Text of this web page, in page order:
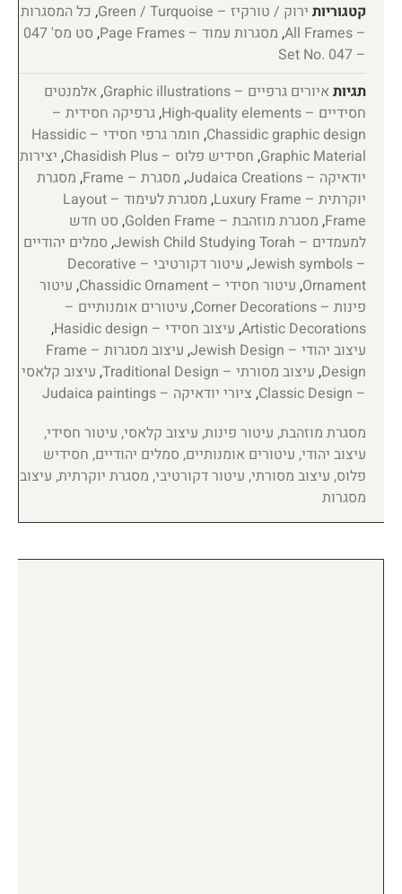
קטגוריות ירוק / טורקיז – Green / Turquoise , כל המסגרות
– All Frames
, מסגרות עמוד – Page Frames ,
סט מס' 047
– Set No. 047
תגיות איורים גרפיים – Graphic illustrations , אלמנטים
חסידיים – High-quality elements
,גרפיקה חסידית –
Chassidic graphic design
,
חומר גרפי חסידי – Hassidic
Graphic Material
, חסידיש פלוס – Chasidish Plus , יצירות
יודאיקה – Judaica Creations
, מסגרת – Frame , מסגרת
יוקרתית – Luxury Frame
,
מסגרת לעימוד – Layout
Frame
, מסגרת מוזהבת – Golden Frame , סט חדש
למעמדים – Jewish Child Studying Torah
, סמלים יהודיים
– Jewish symbols
,
עיטור דקורטיבי – Decorative
Ornament
, עיטור חסידי – Chassidic Ornament , עיטור
פינות – Corner Decorations
, עיטורים אומנותיים –
Artistic Decorations
, עיצוב חסידי – Hasidic design
,
עיצוב יהודי – Jewish Design
,
עיצוב מסגרות – Frame
Design
, עיצוב מסורתי – Traditional Design , עיצוב קלאסי
– Classic Design
, ציורי יודאיקה – Judaica paintings
מסגרת מוזהבת, עיטור פינות, עיצוב קלאסי, עיטור חסידי,
עיצוב יהודי, עיטורים אומנותיים, סמלים יהודיים, חסידיש
פלוס, עיצוב מסורתי, עיטור דקורטיבי, מסגרת יוקרתית, עיצוב
מסגרות